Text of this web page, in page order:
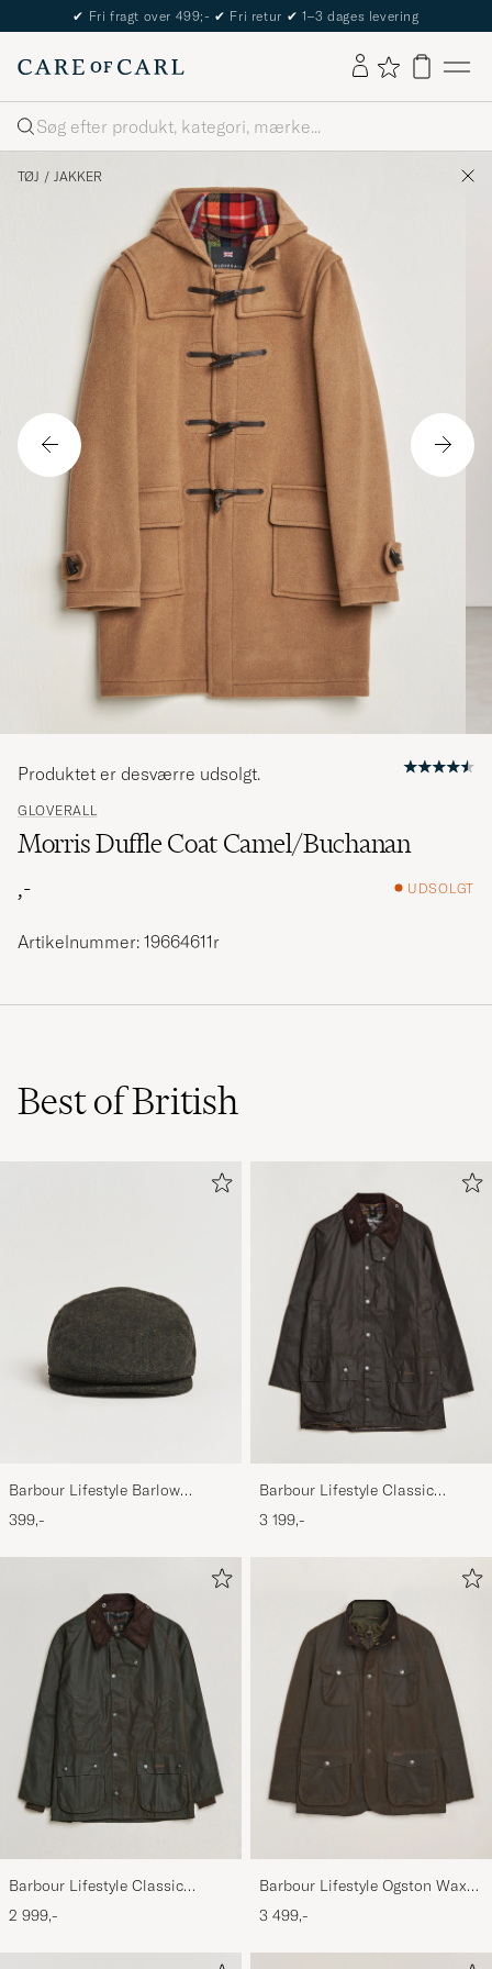
✔ Fri fragt over 499;- ✔ Fri retur ✔ 1–3 dages levering
Søg
TØJ / JAKKER
GLOVERALL
Morris Duffle Coat Camel/Buchanan
,-
UDSOLGT
Produktet er desværre udsolgt.
Artikelnummer: 19664611r
Best of British
Barbour Lifestyle Barlow
Herringbone Cap Olive
399,-
Barbour Lifestyle Classic
Beaufort Jacket Olive
3 199,-
Barbour Lifestyle Classic
Bedale Jacket Olive
2 999,-
Barbour Lifestyle Ogston Waxed
Jacket Olive
3 499,-